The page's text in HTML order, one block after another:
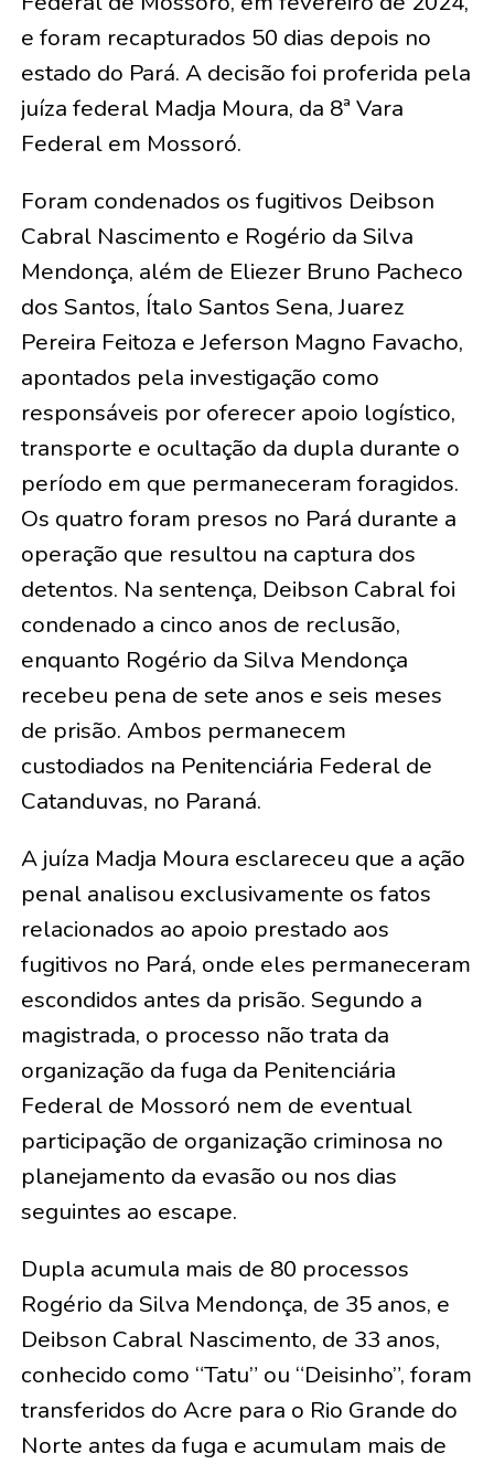
e foram recapturados 50 dias depois no
estado do Pará. A decisão foi proferida pela
juíza federal Madja Moura, da 8ª Vara
Federal em Mossoró.
Foram condenados os fugitivos Deibson
Cabral Nascimento e Rogério da Silva
Mendonça, além de Eliezer Bruno Pacheco
dos Santos, Ítalo Santos Sena, Juarez
Pereira Feitoza e Jeferson Magno Favacho,
apontados pela investigação como
responsáveis por oferecer apoio logístico,
transporte e ocultação da dupla durante o
período em que permaneceram foragidos.
Os quatro foram presos no Pará durante a
operação que resultou na captura dos
detentos. Na sentença, Deibson Cabral foi
condenado a cinco anos de reclusão,
enquanto Rogério da Silva Mendonça
recebeu pena de sete anos e seis meses
de prisão. Ambos permanecem
custodiados na Penitenciária Federal de
Catanduvas, no Paraná.
A juíza Madja Moura esclareceu que a ação
penal analisou exclusivamente os fatos
relacionados ao apoio prestado aos
fugitivos no Pará, onde eles permaneceram
escondidos antes da prisão. Segundo a
magistrada, o processo não trata da
organização da fuga da Penitenciária
Federal de Mossoró nem de eventual
participação de organização criminosa no
planejamento da evasão ou nos dias
seguintes ao escape.
Dupla acumula mais de 80 processos
Rogério da Silva Mendonça, de 35 anos, e
Deibson Cabral Nascimento, de 33 anos,
conhecido como “Tatu” ou “Deisinho”, foram
transferidos do Acre para o Rio Grande do
Norte antes da fuga e acumulam mais de